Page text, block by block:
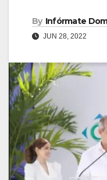
By Infórmate
JUN 28, 2022